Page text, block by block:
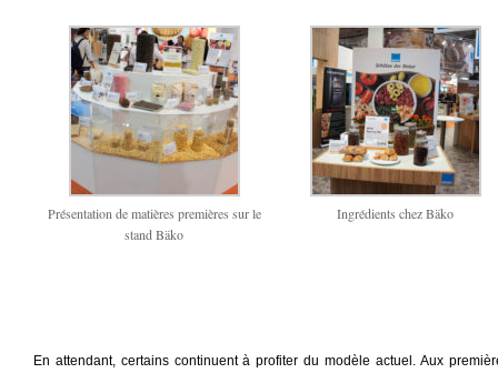
Présentation de matières premières sur le
stand Bäko
Ingrédients chez Bäko
En attendant, certains continuent à profiter du modèle actuel. Aux